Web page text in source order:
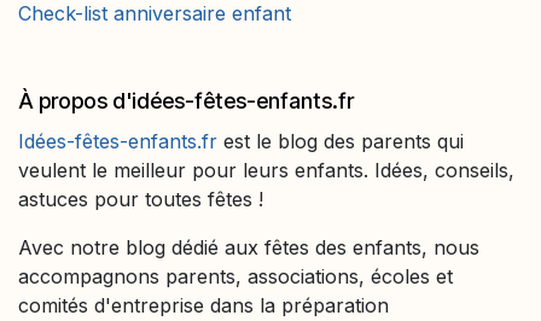
Check-list anniversaire enfant
À propos d'idées-fêtes-enfants.fr
Idées-fêtes-enfants.fr est le blog des parents qui
veulent le meilleur pour leurs enfants. Idées, conseils,
astuces pour toutes fêtes !
Avec notre blog dédié aux fêtes des enfants, nous
accompagnons parents, associations, écoles et
comités d'entreprise dans la préparation